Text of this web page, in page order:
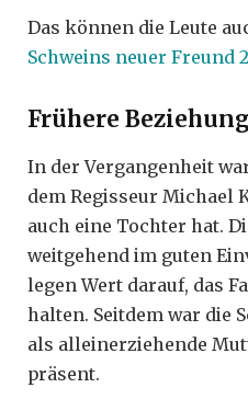
Das können die Leute
Schweins neuer Freund
Frühere
In der Vergangenheit
dem Regisseur Michael
auch eine Tochter hat.
weitgehend im guten
legen Wert darauf, das
halten. Seitdem war die
als alleinerziehende
präsent.